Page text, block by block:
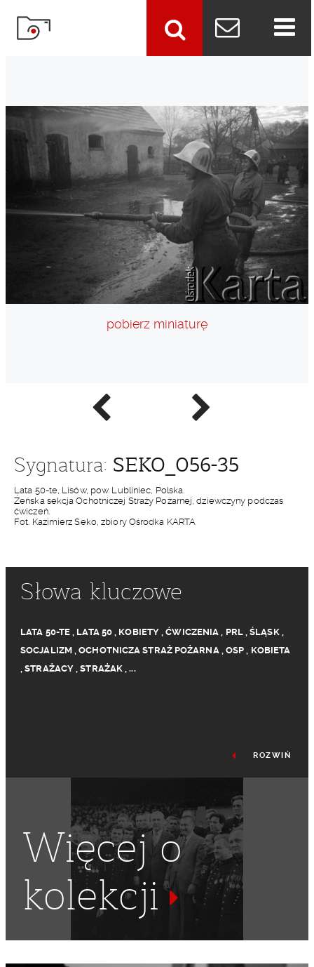
Poprzednie
zdjęcie
Następne
zdjęcie
pobierz miniaturę
Sygnatura: SEKO_056-35
Lata 50-te, Lisów, pow. Lubliniec, Polska.
Żeńska sekcja Ochotniczej Straży Pożarnej, dziewczyny podczas
ćwiczeń.
Fot. Kazimierz Seko, zbiory Ośrodka KARTA
Słowa kluczowe
LATA 50-TE , LATA 50 , KOBIETY ,ĆWICZENIA , PRL,ŚLĄSK,
SOCJALIZM,OCHOTNICZA STRAŻ POŻARNA, OSP , KOBIETA
,STRAŻACY ,STRAŻAK ,...
HEŁM STRAŻACKI ,KASK , ODZIEŻ OCHRONNA
GASZENIE POŻARU, SPRZĘT GAŚNICZY
ROZWIŃ
Więcej o
kolekcji